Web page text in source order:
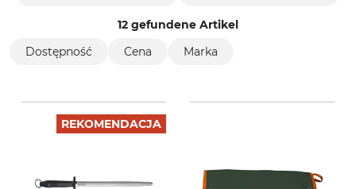
12 gefundene Artikel
Dostępność Cena Marka
REKOMENDACJA